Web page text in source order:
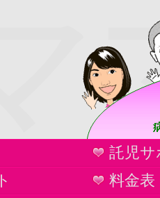
託児
料金表